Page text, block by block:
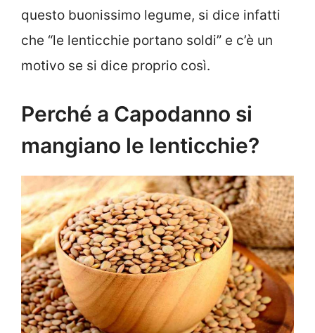
questo buonissimo legume, si dice infatti
che “le lenticchie portano soldi” e c’è un
motivo se si dice proprio così.
Perché a Capodanno si
mangiano le lenticchie?